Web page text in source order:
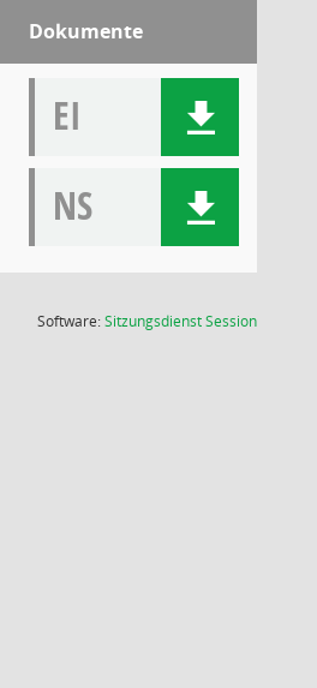
Dokumente
EI
NS
Software:SitzungsdienstSession(Wird in